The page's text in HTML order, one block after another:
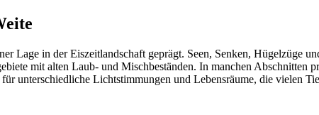
Lage in der Eiszeitlandschaft geprägt. Seen, Senken, Hügelzüge
mit alten Laub- und Mischbeständen. In manchen Abschnitten
unterschiedliche Lichtstimmungen und Lebensräume, die vielen